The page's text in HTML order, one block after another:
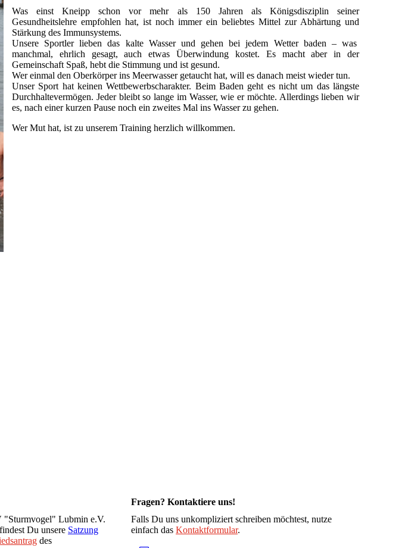
Was einst Kneipp schon vor mehr als 150 Jahren als Königsdisziplin seiner
Gesundheitslehre empfohlen hat, ist noch immer ein beliebtes Mittel zur Abhärtung und
Stärkung des Immunsystems.
Unsere Sportler lieben das kalte Wasser und gehen bei jedem Wetter baden – was
manchmal, ehrlich gesagt, auch etwas Überwindung kostet. Es macht aber in der
Gemeinschaft Spaß, hebt die Stimmung und ist gesund.
Wer einmal den Oberkörper ins Meerwasser getaucht hat, will es danach meist wieder tun.
Unser Sport hat keinen Wettbewerbscharakter. Beim Baden geht es nicht um das längste
Durchhaltevermögen. Jeder bleibt so lange im Wasser, wie er möchte. Allerdings lieben wir
es, nach einer kurzen Pause noch ein zweites Mal ins Wasser zu gehen.
Wer Mut hat, ist zu unserem Training herzlich willkommen.
"Sturmvogel" Lubmin e.V.
Du unsere Satzung
des
Fragen? Kontaktiere uns!
Falls Du uns unkompliziert schreiben möchtest, nutze
einfach das Kontaktformular.